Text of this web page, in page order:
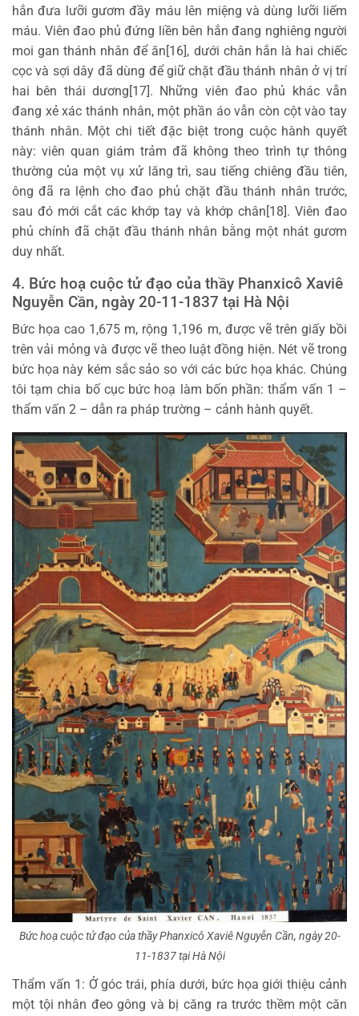
hắn đưa lưỡi gươm đầy máu lên miệng và dùng lưỡi liếm
máu. Viên đao phủ đứng liền bên hắn đang nghiêng người
moi gan thánh nhân để ăn[16], dưới chân hắn là hai chiếc
cọc và sợi dây đã dùng để giữ chặt đầu thánh nhân ở vị trí
hai bên thái dương[17]. Những viên đao phủ khác vẫn
đang xẻ xác thánh nhân, một phần áo vẫn còn cột vào tay
thánh nhân. Một chi tiết đặc biệt trong cuộc hành quyết
này: viên quan giám trảm đã không theo trình tự thông
thường của một vụ xử lăng trì, sau tiếng chiêng đầu tiên,
ông đã ra lệnh cho đao phủ chặt đầu thánh nhân trước,
sau đó mới cắt các khớp tay và khớp chân[18]. Viên đao
phủ chính đã chặt đầu thánh nhân bằng một nhát gươm
duy nhất.
4. Bức hoạ cuộc tử đạo của thầy Phanxicô Xaviê
Nguyễn Cần, ngày 20-11-1837 tại Hà Nội
Bức họa cao 1,675 m, rộng 1,196 m, được vẽ trên giấy bồi
trên vải mỏng và được vẽ theo luật đồng hiện. Nét vẽ trong
bức họa này kém sắc sảo so với các bức họa khác. Chúng
tôi tạm chia bố cục bức hoạ làm bốn phần: thẩm vấn 1 –
thẩm vấn 2 – dẫn ra pháp trường – cảnh hành quyết.
Bức hoạ cuộc tử đạo của thầy Phanxicô Xaviê Nguyễn Cần, ngày 20-
11-1837 tại Hà Nội
Thẩm vấn 1: Ở góc trái, phía dưới, bức họa giới thiệu cảnh
một tội nhân đeo gông và bị căng ra trước thềm một căn